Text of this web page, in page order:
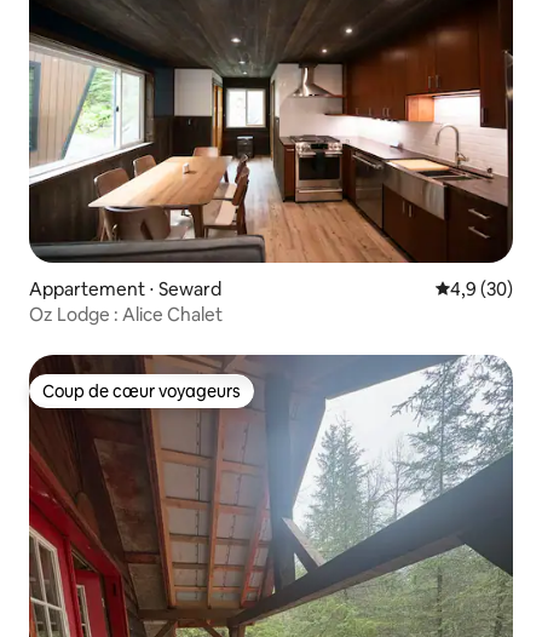
Appartement ⋅ Seward Évaluation
4,9 (30)
Oz Lodge : Alice Chalet
Coup de cœur voyageurs
Coup de cœur voyageurs